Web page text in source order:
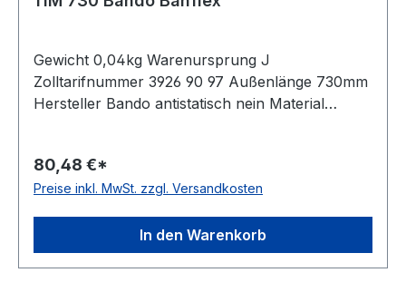
Gewicht 0,04kg Warenursprung J
Zolltarifnummer 3926 90 97 Außenlänge 730mm
Hersteller Bando antistatisch nein Material
80,48 €*
Preise inkl. MwSt. zzgl. Versandkosten
In den Warenkorb